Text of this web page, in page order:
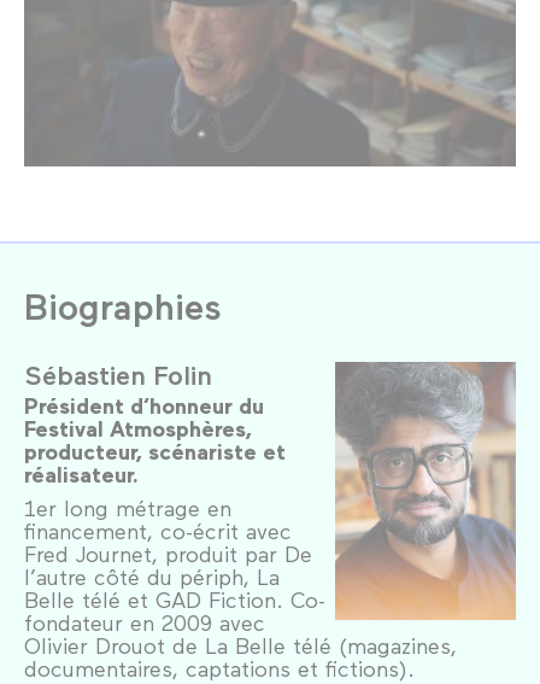
Biographies
Sébastien Folin
Président d’honneur du
Festival Atmosphères,
producteur, scénariste et
réalisateur.
1er long métrage en
financement, co-écrit avec
Fred Journet, produit par De
l’autre côté du périph, La
Belle télé et GAD Fiction. Co-
fondateur en 2009 avec
Olivier Drouot de La Belle télé (magazines,
documentaires, captations et fictions).